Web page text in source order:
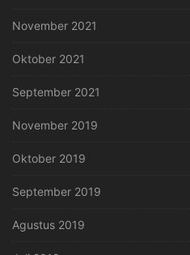
November 2021
Oktober 2021
September 2021
November 2019
Oktober 2019
September 2019
Agustus 2019